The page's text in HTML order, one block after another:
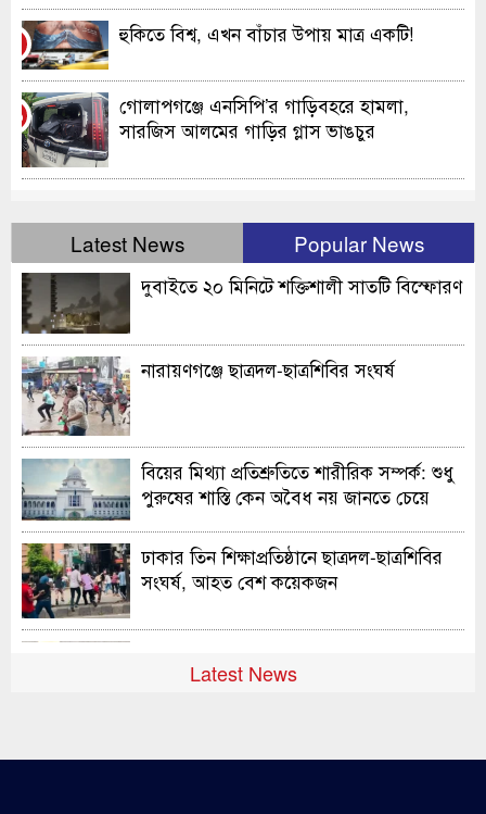
হুকিতে বিশ্ব, এখন বাঁচার উপায় মাত্র একটি!
১০
গোলাপগঞ্জে এনসিপি’র গাড়িবহরে হামলা,
সারজিস আলমের গাড়ির গ্লাস ভাঙচুর
Latest News Popular News
দুবাইতে ২০ মিনিটে শক্তিশালী সাতটি বিস্ফোরণ
নারায়ণগঞ্জে ছাত্রদল-ছাত্রশিবির সংঘর্ষ
বিয়ের মিথ্যা প্রতিশ্রুতিতে শারীরিক সম্পর্ক: শুধু
পুরুষের শাস্তি কেন অবৈধ নয় জানতে চেয়ে
ঢাকার তিন শিক্ষাপ্রতিষ্ঠানে ছাত্রদল-ছাত্রশিবির
সংঘর্ষ, আহত বেশ কয়েকজন
করতে হবে : প্রধানমন্ত্রী
সরকারের
Latest News